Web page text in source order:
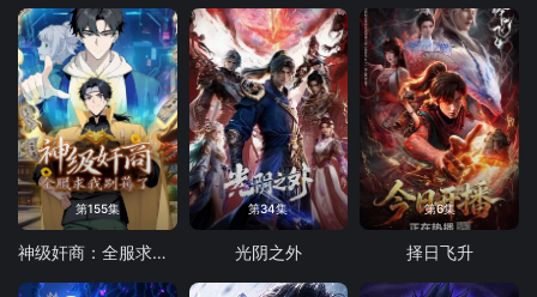
第155集
神级奸商：全服求我别薅了 动态漫画
第34集
光阴之外
第6集
择日飞升